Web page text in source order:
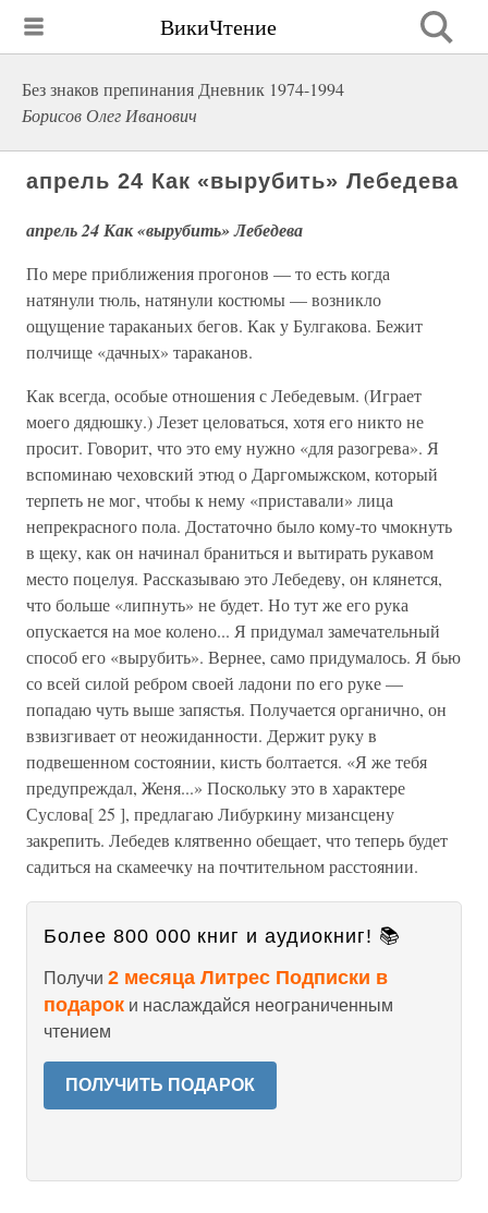
ВикиЧтение
Без знаков препинания Дневник 1974-1994
Борисов Олег Иванович
апрель 24 Как «вырубить» Лебедева
апрель 24 Как «вырубить» Лебедева
По мере приближения прогонов — то есть когда
натянули тюль, натянули костюмы — возникло
ощущение тараканьих бегов. Как у Булгакова. Бежит
полчище «дачных» тараканов.
Как всегда, особые отношения с Лебедевым. (Играет
моего дядюшку.) Лезет целоваться, хотя его никто не
просит. Говорит, что это ему нужно «для разогрева». Я
вспоминаю чеховский этюд о Даргомыжском, который
терпеть не мог, чтобы к нему «приставали» лица
непрекрасного пола. Достаточно было кому-то чмокнуть
в щеку, как он начинал браниться и вытирать рукавом
место поцелуя. Рассказываю это Лебедеву, он клянется,
что больше «липнуть» не будет. Но тут же его рука
опускается на мое колено... Я придумал замечательный
способ его «вырубить». Вернее, само придумалось. Я бью
со всей силой ребром своей ладони по его руке —
попадаю чуть выше запястья. Получается органично, он
взвизгивает от неожиданности. Держит руку в
подвешенном состоянии, кисть болтается. «Я же тебя
предупреждал, Женя...» Поскольку это в характере
Суслова[ 25 ], предлагаю Либуркину мизансцену
закрепить. Лебедев клятвенно обещает, что теперь будет
садиться на скамеечку на почтительном расстоянии.
Более 800 000 книг и аудиокниг! 📚
Получи 2 месяца Литрес Подписки в
подарок и наслаждайся неограниченным
чтением
ПОЛУЧИТЬ ПОДАРОК